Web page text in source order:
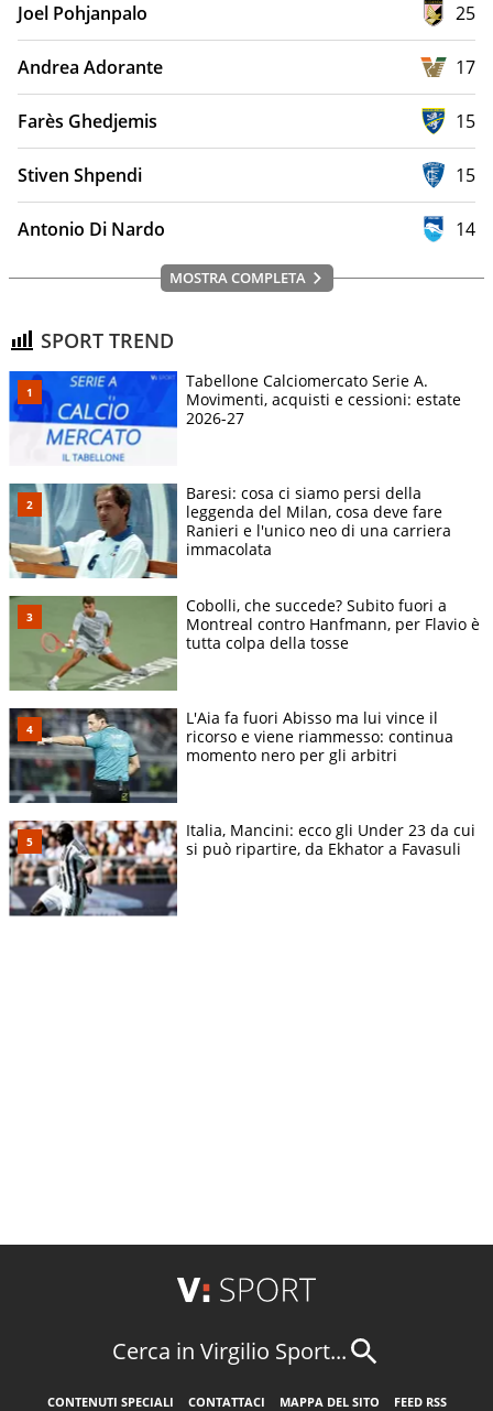
Joel Pohjanpalo 25
Andrea Adorante 17
Farès Ghedjemis 15
Stiven Shpendi 15
Antonio Di Nardo 14
MOSTRA COMPLETA
SPORT TREND
Tabellone Calciomercato Serie A.
Movimenti, acquisti e cessioni: estate
2026-27
Baresi: cosa ci siamo persi della
leggenda del Milan, cosa deve fare
Ranieri e l'unico neo di una carriera
immacolata
Cobolli, che succede? Subito fuori a
Montreal contro Hanfmann, per Flavio è
tutta colpa della tosse
L'Aia fa fuori Abisso ma lui vince il
ricorso e viene riammesso: continua
momento nero per gli arbitri
Italia, Mancini: ecco gli Under 23 da cui
si può ripartire, da Ekhator a Favasuli
Cerca in Virgilio Sport...
CONTENUTI SPECIALI CONTATTACI MAPPA DEL SITO FEED RSS